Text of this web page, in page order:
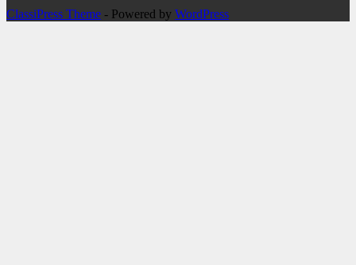
ClassiPress Theme - Powered by WordPress